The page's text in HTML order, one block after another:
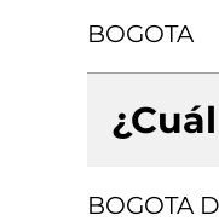
BOGOTA
BOGOTA